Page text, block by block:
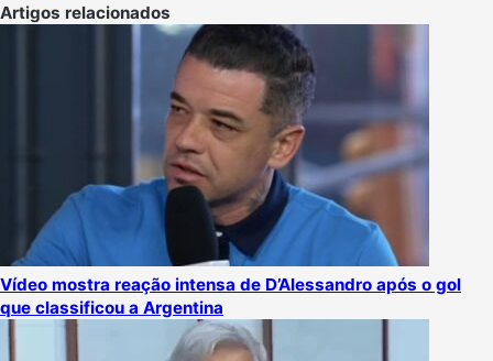
Artigos relacionados
Vídeo mostra reação intensa de D’Alessandro após o gol
que classificou a Argentina